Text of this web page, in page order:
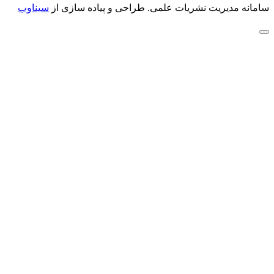
سامانه مدیریت نشریات علمی. طراحی و پیاده سازی از سیناوب